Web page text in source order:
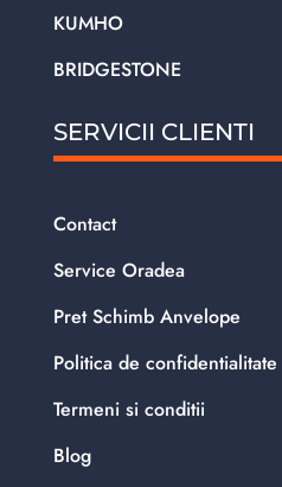
KUMHO
BRIDGESTONE
SERVICII CLIENTI
Contact
Service Oradea
Pret Schimb Anvelope
Politica de confidentialitate
Termeni si conditii
Blog